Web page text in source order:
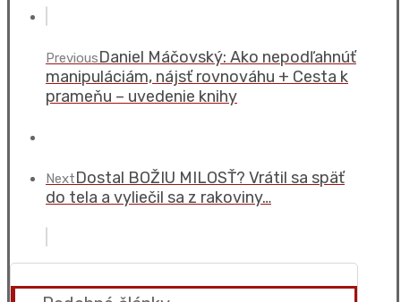
PreviousDaniel Máčovský: Ako nepodľahnúť
manipuláciám, nájsť rovnováhu + Cesta k
prameňu – uvedenie knihy
NextDostal BOŽIU MILOSŤ? Vrátil sa späť
do tela a vyliečil sa z rakoviny…